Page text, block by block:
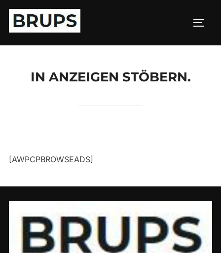
Zum
Inhalt
springen
IN ANZEIGEN STÖBERN.
[AWPCPBROWSEADS]